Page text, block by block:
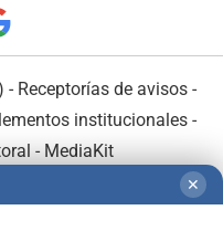
- Receptorías de avisos -
institucionales-
- MediaKit
✕